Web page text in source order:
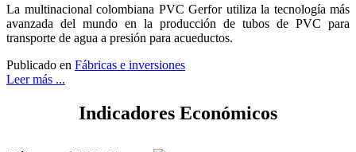
La multinacional colombiana PVC Gerfor utiliza la tecnología más
avanzada del mundo en la producción de tubos de PVC para
transporte de agua a presión para acueductos.
Publicado en Fábricas e inversiones
Leer más ...
Indicadores Económicos